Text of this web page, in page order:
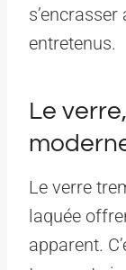
entretenus.
Le
Le verre
laquée
apparent.